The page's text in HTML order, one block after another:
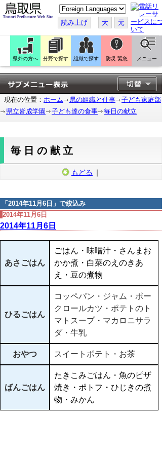
こ
の
ペ
ー
ジ
翻
訳
す
る
読み上げ 大 元
県外の方へ 分野で探す 組織で探す 防災 緊急 メニュー
現在の位置： ホーム 県の組織と仕事
子ども家庭部
県立皆成学園
子ども達の食事 毎日の献立
毎日の献立
もどる ｜
「 2014年11月6日 」で絞込み
2014年11月6日
2014年11月6日
あさごはん
ごはん・味噌汁・さんまお
かか煮・白菜のえのきあ
え・豆の煮物
ひるごはん
コッペパン・ジャム・ポー
クロールカツ・ポテトのト
マトスープ・マカロニサラ
ダ・牛乳
おやつ スイートポテト・お茶
ばんごはん
たきこみごはん・魚のピザ
焼き・ポトフ・ひじきの煮
物・みかん